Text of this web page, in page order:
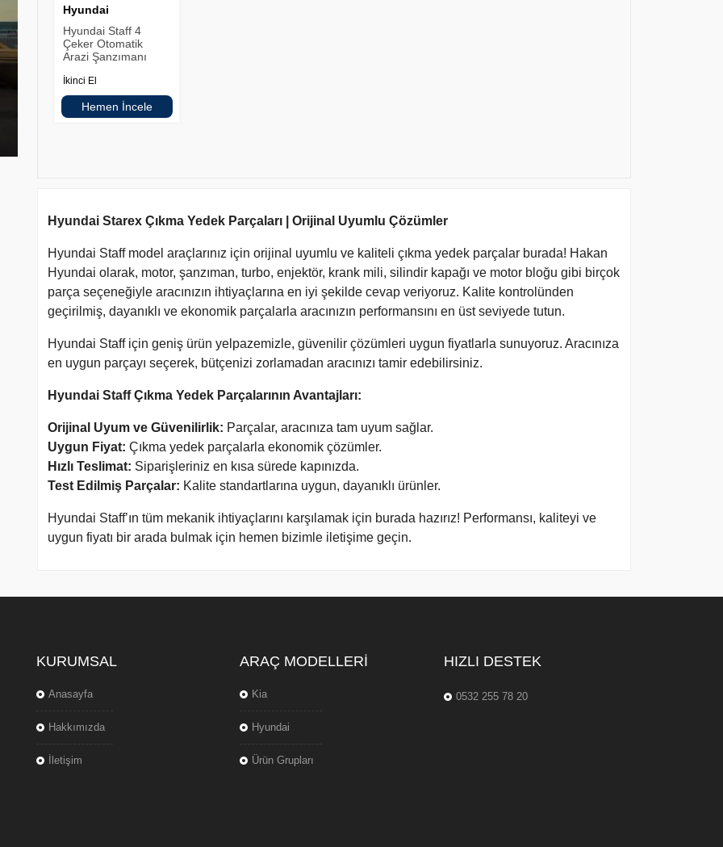
Hyundai
Hyundai Staff 4
Çeker Otomatik
Arazi Şanzımanı
İkinci El
Hemen İncele
Hyundai Starex Çıkma Yedek Parçaları | Orijinal Uyumlu Çözümler
Hyundai Staff model araçlarınız için orijinal uyumlu ve kaliteli çıkma yedek parçalar burada! Hakan
Hyundai olarak, motor, şanzıman, turbo, enjektör, krank mili, silindir kapağı ve motor bloğu gibi birçok
parça seçeneğiyle aracınızın ihtiyaçlarına en iyi şekilde cevap veriyoruz. Kalite kontrolünden
geçirilmiş, dayanıklı ve ekonomik parçalarla aracınızın performansını en üst seviyede tutun.
Hyundai Staff için geniş ürün yelpazemizle, güvenilir çözümleri uygun fiyatlarla sunuyoruz. Aracınıza
en uygun parçayı seçerek, bütçenizi zorlamadan aracınızı tamir edebilirsiniz.
Hyundai Staff Çıkma Yedek Parçalarının Avantajları:
Orijinal Uyum ve Güvenilirlik: Parçalar, aracınıza tam uyum sağlar.
Uygun Fiyat: Çıkma yedek parçalarla ekonomik çözümler.
Hızlı Teslimat: Siparişleriniz en kısa sürede kapınızda.
Test Edilmiş Parçalar: Kalite standartlarına uygun, dayanıklı ürünler.
Hyundai Staff’ın tüm mekanik ihtiyaçlarını karşılamak için burada hazırız! Performansı, kaliteyi ve
uygun fiyatı bir arada bulmak için hemen bizimle iletişime geçin.
KURUMSAL
Anasayfa
Hakkımızda
İletişim
ARAÇ MODELLERI
Kia
Hyundai
Ürün Grupları
HIZLI DESTEK
0532 255 78 20